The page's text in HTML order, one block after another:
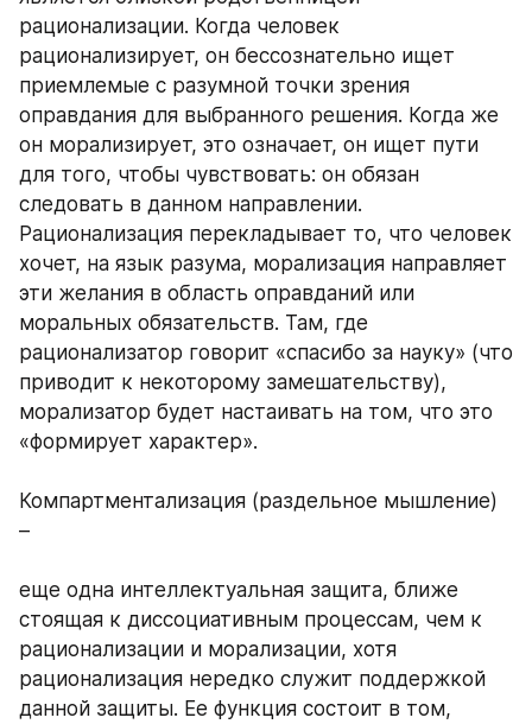
рационализации. Когда человек
рационализирует, он бессознательно ищет
приемлемые с разумной точки зрения
оправдания для выбранного решения. Когда же
он морализирует, это означает, он ищет пути
для того, чтобы чувствовать: он обязан
следовать в данном направлении.
Рационализация перекладывает то, что человек
хочет, на язык разума, морализация направляет
эти желания в область оправданий или
моральных обязательств. Там, где
рационализатор говорит «спасибо за науку» (что
приводит к некоторому замешательству),
морализатор будет настаивать на том, что это
«формирует характер».
Компартментализация (раздельное мышление)
–
еще одна интеллектуальная защита, ближе
стоящая к диссоциативным процессам, чем к
рационализации и морализации, хотя
рационализация нередко служит поддержкой
данной защиты. Ее функция состоит в том,